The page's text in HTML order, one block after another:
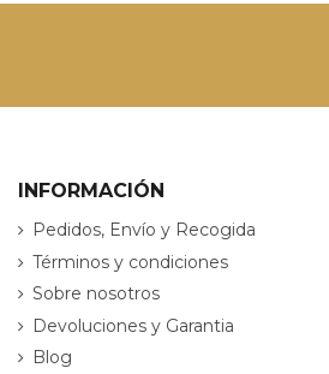
INFORMACIÓN
Pedidos, Envío y Recogida
Términos y condiciones
Sobre nosotros
Devoluciones y Garantia
Blog